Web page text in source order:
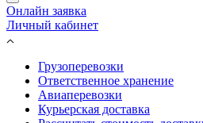
Онлайн заявка
Личный кабинет
Грузоперевозки
Ответственное хранение
Авиаперевозки
Курьерская доставка